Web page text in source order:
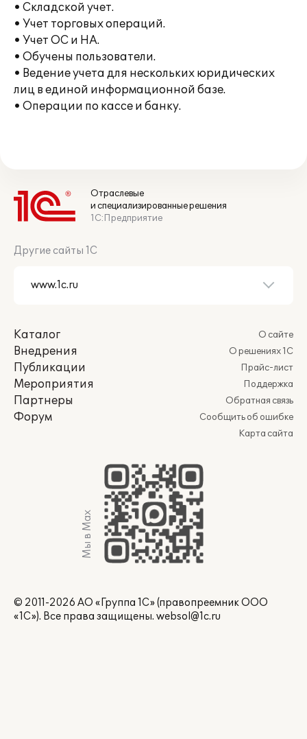
• Складской учет.
• Учет торговых операций.
• Учет ОС и НА.
• Обучены пользователи.
• Ведение учета для нескольких юридических
лиц в единой информационной базе.
• Операции по кассе и банку.
Отраслевые
и специализированные решения
1С:Предприятие
Другие сайты 1С
Каталог
Внедрения
Публикации
Мероприятия
Партнеры
Форум
О сайте
О решениях 1С
Прайс-лист
Поддержка
Обратная связь
Сообщить об ошибке
Карта сайта
Мы в Max
© 2011-2026 АО «Группа 1С» (правопреемник ООО
«1С»). Все права защищены. websol@1c.ru